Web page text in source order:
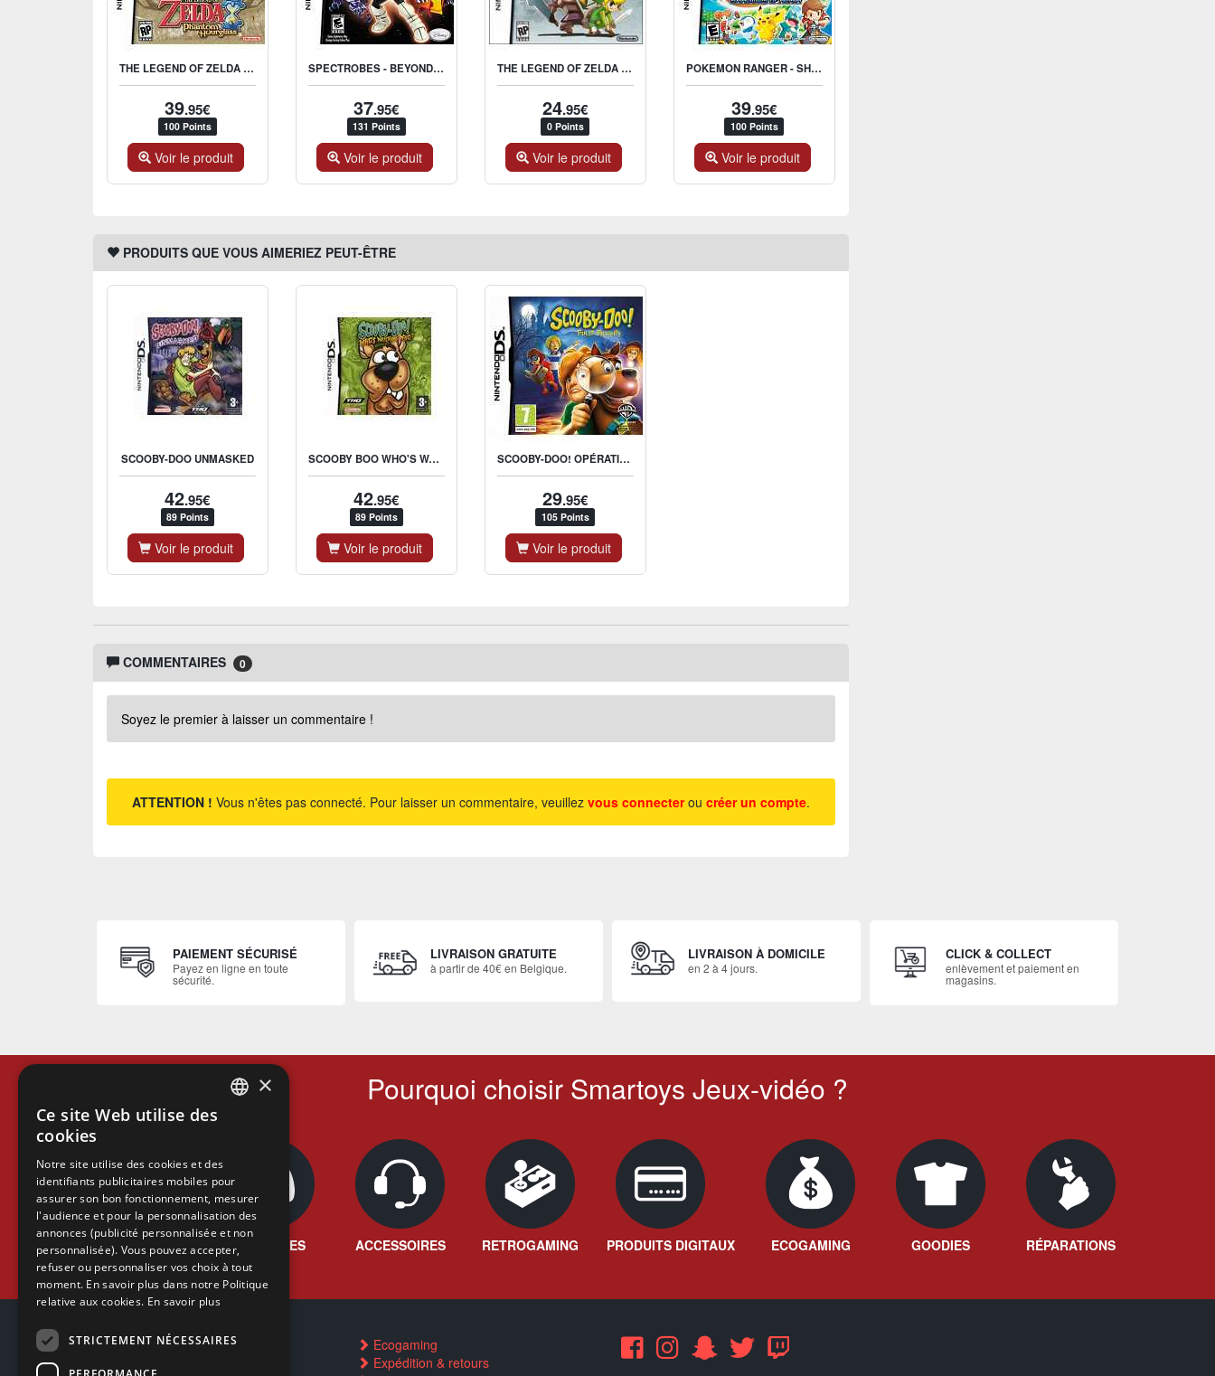
THE LEGEND OF ZELDA : PHANTOM HOURGLASS
39.95€
100 Points
Voir le produit
SPECTROBES - BEYOND THE PORTAL
37.95€
131 Points
Voir le produit
THE LEGEND OF ZELDA : SPIRIT TRACKS
24.95€
0 Points
Voir le produit
POKEMON RANGER - SHADOWS OF ALMIA
39.95€
100 Points
Voir le produit
PRODUITS QUE VOUS AIMERIEZ PEUT-ÊTRE
SCOOBY-DOO UNMASKED
42.95€
89 Points
Voir le produit
SCOOBY BOO WHO'S WATCHING WHO
42.95€
89 Points
Voir le produit
SCOOBY-DOO! OPÉRATION CHOCOTTES
29.95€
105 Points
Voir le produit
COMMENTAIRES 0
Soyez le premier à laisser un commentaire !
ATTENTION ! Vous n'êtes pas connecté. Pour laisser un commentaire, veuillez vous connecterou créer un compte.
PAIEMENT SÉCURISÉ
Payez en ligne en toute
sécurité.
LIVRAISON GRATUITE
à partir de 40€ en Belgique.
LIVRAISON À DOMICILE
en 2 à 4 jours.
CLICK & COLLECT
enlèvement et paiement en
magasins.
Pourquoi choisir Smartoys Jeux-vidéo ?
JEUX VIDÉO CONSOLES ACCESSOIRES RETROGAMING PRODUITS DIGITAUX ECOGAMING GOODIES RÉPARATIONS
Contactez-nous
Ecogaming
Expédition & retours
ENGLISH
×
Ce site Web utilise des
cookies
Notre site utilise des cookies et des
identifiants publicitaires mobiles pour
assurer son bon fonctionnement, mesurer
l'audience et pour la personnalisation des
annonces (publicité personnalisée et non
personnalisée). Vous pouvez accepter,
refuser ou personnaliser vos choix à tout
moment. En savoir plus dans notre Politique
relative aux cookies. En savoir plus
STRICTEMENT NÉCESSAIRES